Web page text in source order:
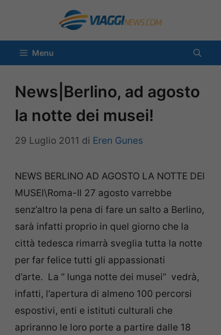
contenuto
Menu
News|Berlino, ad agosto
la notte dei musei!
29 Luglio 2011 di Eren Gunes
NEWS BERLINO AD AGOSTO LA NOTTE DEI
MUSEI\Roma-Il 27 agosto varrebbe
senz’altro la pena di fare un salto a Berlino,
sarà infatti proprio in quel giorno che la
città tedesca rimarrà sveglia tutta la notte
per far felice tutti gli appassionati
d’arte. La ” lunga notte dei musei” vedrà,
infatti, l’apertura di almeno 100 percorsi
espostivi, enti e istituti culturali che
apriranno le loro porte a partire dalle 18